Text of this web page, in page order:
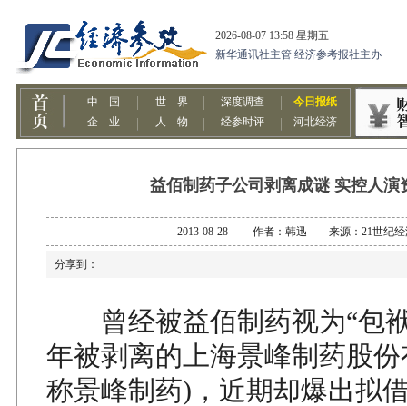
益佰制药子公司剥离成谜 实控人演
2013-08-28 作者：韩迅 来源：21世纪经
分享到：
曾经被益佰制药视为“包袱
年被剥离的上海景峰制药股
称景峰制药)，近期却爆出拟